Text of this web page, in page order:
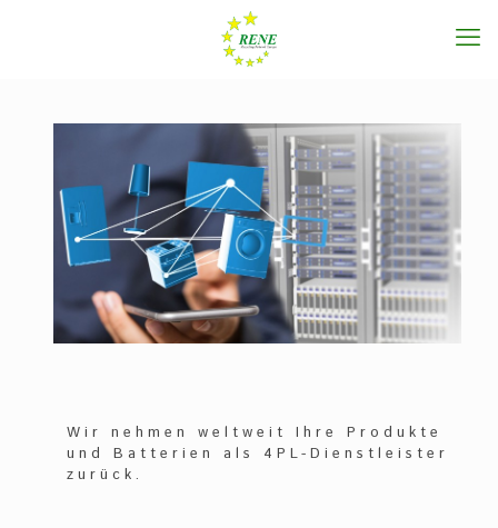
Wir nehmen weltweit Ihre Produkte
und Batterien als 4PL-Dienstleister
zurück.